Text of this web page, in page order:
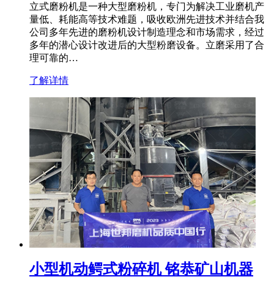
立式磨粉机是一种大型磨粉机，专门为解决工业磨机产
量低、耗能高等技术难题，吸收欧洲先进技术并结合我
公司多年先进的磨粉机设计制造理念和市场需求，经过
多年的潜心设计改进后的大型粉磨设备。立磨采用了合
理可靠的…
了解详情
小型机动鳄式粉碎机 铭恭矿山机器